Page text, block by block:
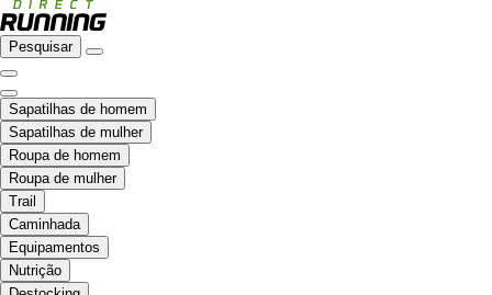
Pesquisar
Sapatilhas de homem
Sapatilhas de mulher
Roupa de homem
Roupa de mulher
Trail
Caminhada
Equipamentos
Nutrição